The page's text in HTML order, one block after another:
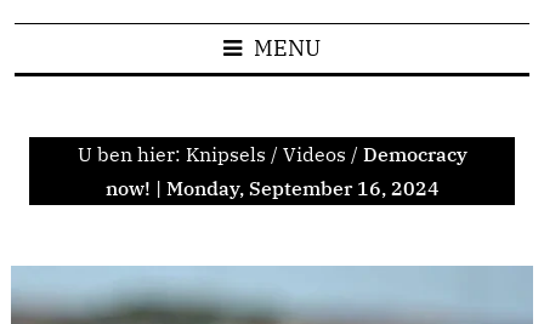
MENU
U ben hier: Knipsels / Videos / Democracy
now! | Monday, September 16, 2024